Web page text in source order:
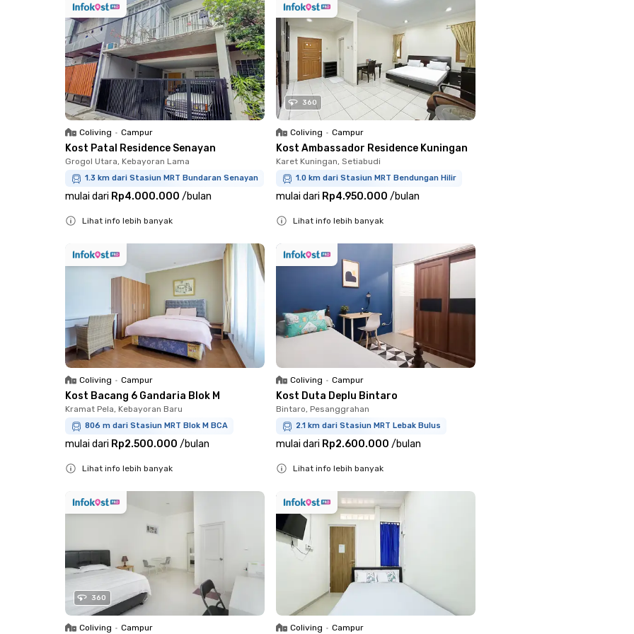
Coliving • Campur
Kost Patal Residence Senayan
Grogol Utara, Kebayoran Lama
1.3 km dari Stasiun MRT Bundaran Senayan
mulai dari Rp4.000.000 /bulan
Lihat info lebih banyak
360
Coliving • Campur
Kost Ambassador Residence Kuningan
Karet Kuningan, Setiabudi
1.0 km dari Stasiun MRT Bendungan Hilir
mulai dari Rp4.950.000 /bulan
Lihat info lebih banyak
Coliving • Campur
Kost Bacang 6 Gandaria Blok M
Kramat Pela, Kebayoran Baru
806 m dari Stasiun MRT Blok M BCA
mulai dari Rp2.500.000 /bulan
Lihat info lebih banyak
Coliving • Campur
Kost Duta Deplu Bintaro
Bintaro, Pesanggrahan
2.1 km dari Stasiun MRT Lebak Bulus
mulai dari Rp2.600.000 /bulan
Lihat info lebih banyak
360
Coliving • Campur Coliving • Campur